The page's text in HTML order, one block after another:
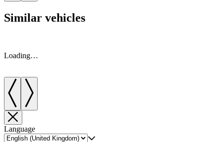
Similar vehicles
Loading…
Language